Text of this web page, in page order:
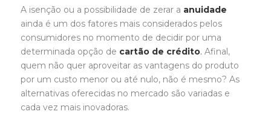
A isenção ou a possibilidade de zerar a anuidade
ainda é um dos fatores mais considerados pelos
consumidores no momento de decidir por uma
determinada opção de cartão de crédito. Afinal,
quem não quer aproveitar as vantagens do produto
por um custo menor ou até nulo, não é mesmo? As
alternativas oferecidas no mercado são variadas e
cada vez mais inovadoras.